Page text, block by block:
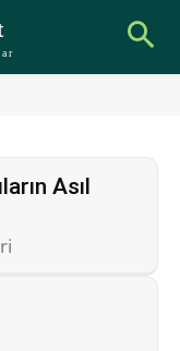
Asıl